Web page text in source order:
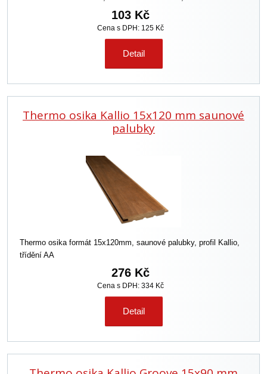
103 Kč
Cena s DPH: 125 Kč
Detail
Thermo osika Kallio 15x120 mm saunové
palubky
Thermo osika formát 15x120mm, saunové palubky, profil Kallio,
třídění AA
276 Kč
Cena s DPH: 334 Kč
Detail